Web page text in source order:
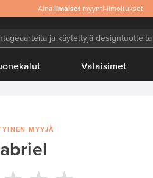
Ainailmaisetmyynti-ilmoitukset
Aitoa& laadukasta designia
Valaisimet
MYYJÄ